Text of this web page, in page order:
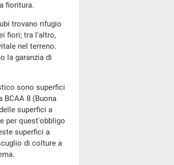
fioritura.
trovano rifugio
fiori; tra l'altro,
nel terreno.
la garanzia di
sono superfici
8 (Buona
superfici a
per quest'obbligo
superfici a
di colture a